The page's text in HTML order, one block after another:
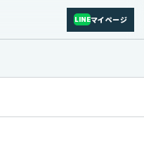
LINEマイページ